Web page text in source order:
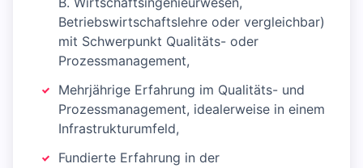
Betriebswirtschaftslehre oder vergleichbar)
mit Schwerpunkt Qualitäts- oder
Prozessmanagement,
Mehrjährige Erfahrung im Qualitäts- und
Prozessmanagement, idealerweise in einem
Infrastrukturumfeld,
Fundierte Erfahrung in der